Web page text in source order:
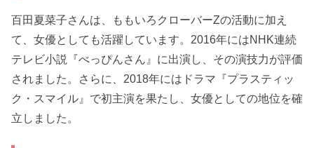
百田夏菜子さんは、ももいろクローバーZの活動に加え
て、女優としても活躍しています。2016年にはNHK連続
テレビ小説『べっぴんさん』に出演し、その演技力が評価
されました。さらに、2018年にはドラマ『プラスティッ
ク・スマイル』で初主演を果たし、女優としての地位を確
立しました。